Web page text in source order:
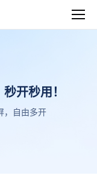
开秒用！
，自由多开